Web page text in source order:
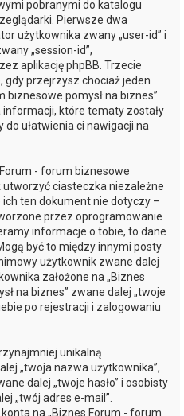
pobranymi do katalogu
Pierwsze dwa
użytkownika zwany „user-id” i
„session-id”,
aplikację phpBB. Trzecie
przejrzysz chociaż jeden
pomysł na biznes”.
które tematy zostały
ułatwienia ci nawigacji na
- forum biznesowe
utworzyć ciasteczka niezależne
ten dokument nie dotyczy –
przez oprogramowanie
informacje o tobie, to dane
być to między innymi posty
użytkownik zwane dalej
założone na „Biznes
na biznes” zwane dalej „twoje
po rejestracji i zalogowaniu
unikalną
„twoja nazwa użytkownika”,
dalej „twoje hasło” i osobisty
„twój adres e-mail”.
na „Biznes Forum - forum